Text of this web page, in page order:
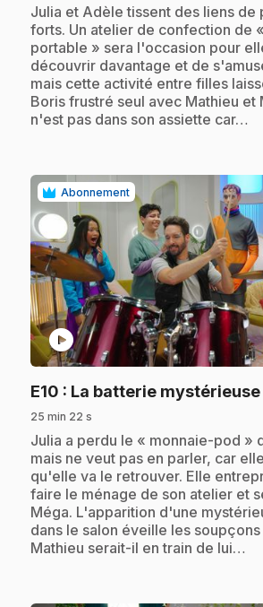
.Julia et Adèle tissent des liens de
forts. Un atelier de confection de
portable » sera l'occasion pour
découvrir davantage et de
mais cette activité entre filles
Boris frustré seul avec Mathieu et
n'est pas dans son assiette car…
Abonnement
play_circle
E10 : La batterie mystérieuse.
25 min 22 s
.Julia a perdu le « monnaie-pod »
mais ne veut pas en parler, car
qu'elle va le retrouver. Elle
faire le ménage de son atelier et
Méga. L'apparition d'une
dans le salon éveille les
Mathieu serait-il en train de lui…